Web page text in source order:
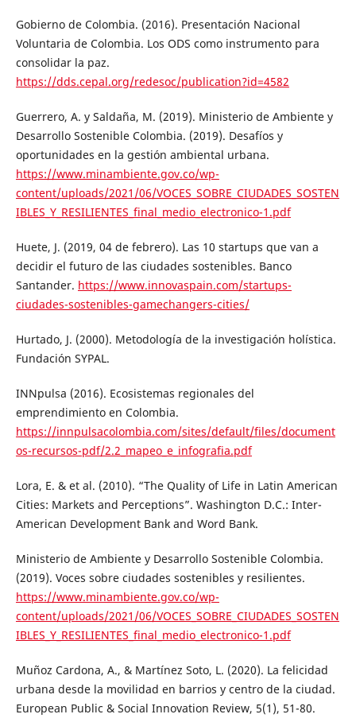
Gobierno de Colombia. (2016). Presentación Nacional
Voluntaria de Colombia. Los ODS como instrumento para
consolidar la paz.
https://dds.cepal.org/redesoc/publication?id=4582
Guerrero, A. y Saldaña, M. (2019). Ministerio de Ambiente y
Desarrollo Sostenible Colombia. (2019). Desafíos y
oportunidades en la gestión ambiental urbana.
https://www.minambiente.gov.co/wp-
content/uploads/2021/06/VOCES_SOBRE_CIUDADES_SOSTEN
IBLES_Y_RESILIENTES_final_medio_electronico-1.pdf
Huete, J. (2019, 04 de febrero). Las 10 startups que van a
decidir el futuro de las ciudades sostenibles. Banco
Santander. https://www.innovaspain.com/startups-
ciudades-sostenibles-gamechangers-cities/
Hurtado, J. (2000). Metodología de la investigación holística.
Fundación SYPAL.
INNpulsa (2016). Ecosistemas regionales del
emprendimiento en Colombia.
https://innpulsacolombia.com/sites/default/files/document
os-recursos-pdf/2.2_mapeo_e_infografia.pdf
Lora, E. & et al. (2010). “The Quality of Life in Latin American
Cities: Markets and Perceptions”. Washington D.C.: Inter-
American Development Bank and Word Bank.
Ministerio de Ambiente y Desarrollo Sostenible Colombia.
(2019). Voces sobre ciudades sostenibles y resilientes.
https://www.minambiente.gov.co/wp-
content/uploads/2021/06/VOCES_SOBRE_CIUDADES_SOSTEN
IBLES_Y_RESILIENTES_final_medio_electronico-1.pdf
Muñoz Cardona, A., & Martínez Soto, L. (2020). La felicidad
urbana desde la movilidad en barrios y centro de la ciudad.
European Public & Social Innovation Review, 5(1), 51-80.